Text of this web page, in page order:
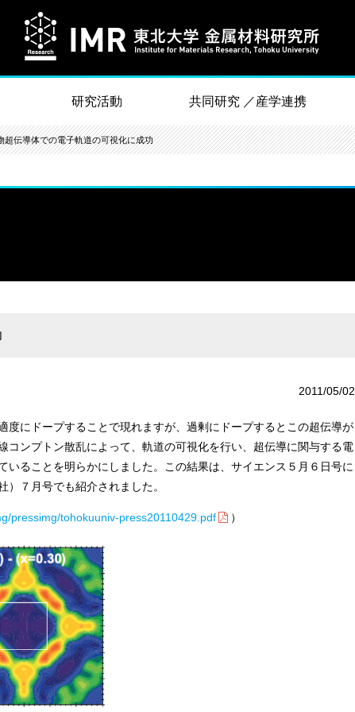
研究活動 共同研究 ／産学連携
超伝導体での電子軌道の可視化に成功
2011/05/02
にドープすることで現れますが、過剰にドープするとこの超伝導が
ンプトン散乱によって、軌道の可視化を行い、超伝導に関与する電
ることを明らかにしました。この結果は、サイエンス５月６日号に
７月号でも紹介されました。
pressimg/tohokuuniv-press20110429.pdf ）